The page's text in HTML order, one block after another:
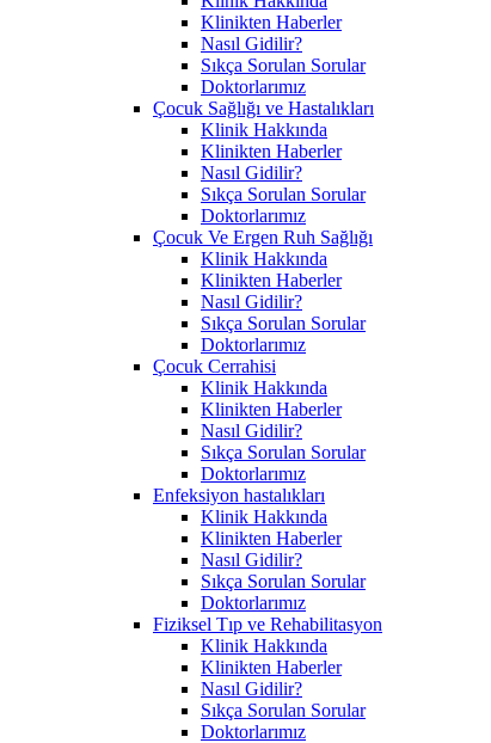
Klinikten Haberler
Nasıl Gidilir?
Sıkça Sorulan Sorular
Doktorlarımız
Çocuk Sağlığı ve Hastalıkları
Klinik Hakkında
Klinikten Haberler
Nasıl Gidilir?
Sıkça Sorulan Sorular
Doktorlarımız
Çocuk Ve Ergen Ruh Sağlığı
Klinik Hakkında
Klinikten Haberler
Nasıl Gidilir?
Sıkça Sorulan Sorular
Doktorlarımız
Çocuk Cerrahisi
Klinik Hakkında
Klinikten Haberler
Nasıl Gidilir?
Sıkça Sorulan Sorular
Doktorlarımız
Enfeksiyon hastalıkları
Klinik Hakkında
Klinikten Haberler
Nasıl Gidilir?
Sıkça Sorulan Sorular
Doktorlarımız
Fiziksel Tıp ve Rehabilitasyon
Klinik Hakkında
Klinikten Haberler
Nasıl Gidilir?
Sıkça Sorulan Sorular
Doktorlarımız